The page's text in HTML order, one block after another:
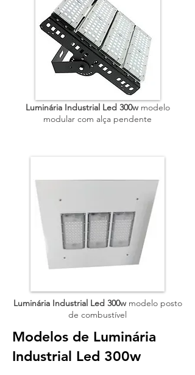
Luminária Industrial Led 300wmodelo
modular com alça pendente
Luminária Industrial Led 300wmodelo posto
de combustível
Modelos de Luminária
Industrial Led 300w